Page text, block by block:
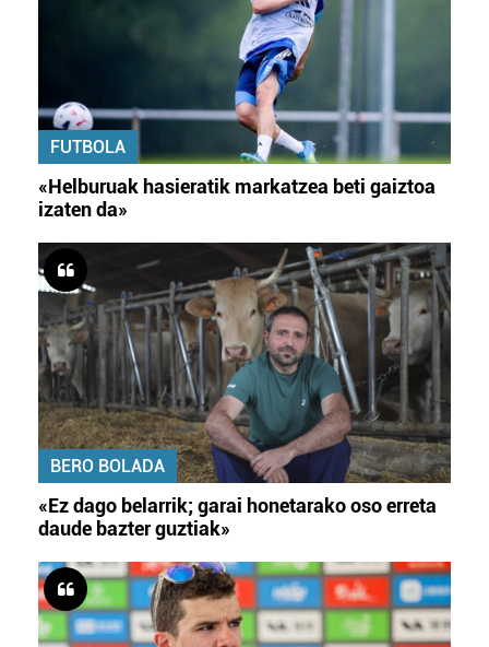
FUTBOLA
«Helburuak hasieratik markatzea beti gaiztoa
izaten da»
BERO BOLADA
«Ez dago belarrik; garai honetarako oso erreta
daude bazter guztiak»